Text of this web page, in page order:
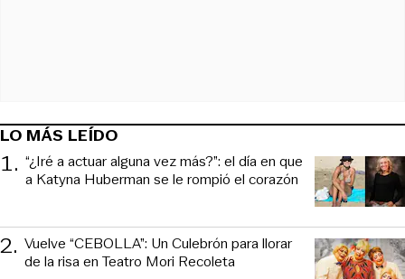
LO MÁS LEÍDO
1. “¿Iré a actuar alguna vez más?”: el día en que
a Katyna Huberman se le rompió el corazón
2. Vuelve “CEBOLLA”: Un Culebrón para llorar
de la risa en Teatro Mori Recoleta